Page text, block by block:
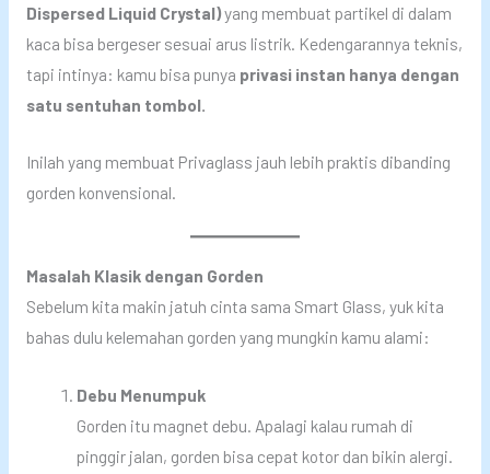
Dispersed Liquid Crystal)yang membuat partikel di dalam
kaca bisa bergeser sesuai arus listrik. Kedengarannya teknis,
tapi intinya: kamu bisa punya privasi instan hanya dengan
satu sentuhan tombol.
Inilah yang membuat Privaglass jauh lebih praktis dibanding
gorden konvensional.
Masalah Klasik dengan Gorden
Sebelum kita makin jatuh cinta sama Smart Glass, yuk kita
bahas dulu kelemahan gorden yang mungkin kamu alami:
Debu Menumpuk
Gorden itu magnet debu. Apalagi kalau rumah di
pinggir jalan, gorden bisa cepat kotor dan bikin alergi.